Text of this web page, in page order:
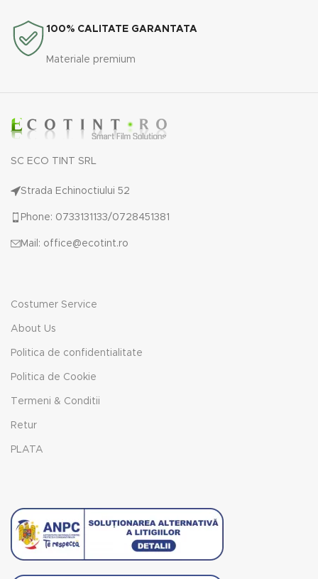
100% CALITATE GARANTATA
Materiale premium
SC ECO TINT SRL
Strada Echinoctiului 52
Phone: 0733131133/0728451381
Mail: office@ecotint.ro
Costumer Service
About Us
Politica de confidentialitate
Politica de Cookie
Termeni & Conditii
Retur
PLATA